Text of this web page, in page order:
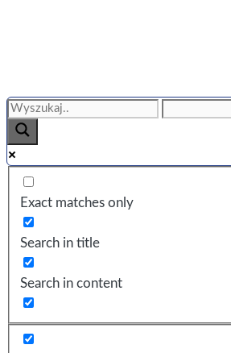
Exact matches only
Search in title
Search in content